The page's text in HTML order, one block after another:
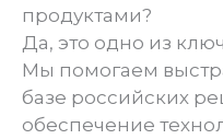
продуктами?
Да, это одно из
Мы помогаем
базе российских
обеспечение